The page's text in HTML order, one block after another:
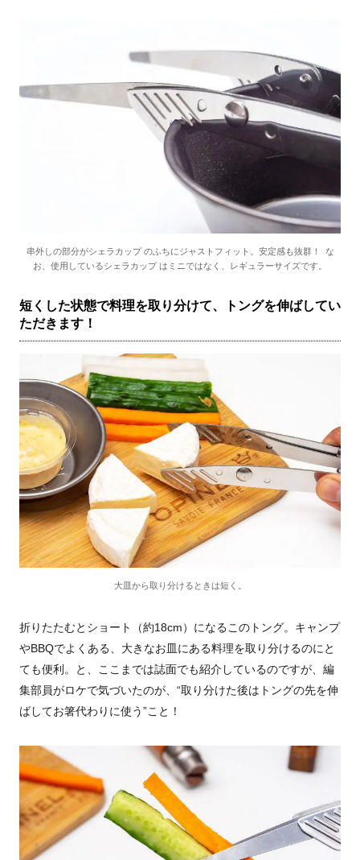
串外しの部分がシェラカップ のふちにジャストフィット。安定感も抜群！ な
お、使用しているシェラカップ はミニではなく、レギュラーサイズです。
短くした状態で料理を取り分けて、トングを伸ばしてい
ただきます！
大皿から取り分けるときは短く。
折りたたむとショート（約18cm）になるこのトング。キャンプ
やBBQでよくある、大きなお皿にある料理を取り分けるのにと
ても便利。と、ここまでは誌面でも紹介しているのですが、編
集部員がロケで気づいたのが、“取り分けた後はトングの先を伸
ばしてお箸代わりに使う”こと！